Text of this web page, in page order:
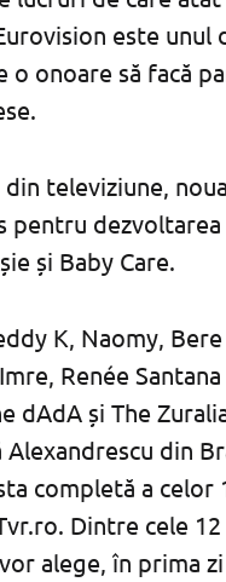
este
onoare să facă
televiziune,
pentru
și Baby Care.
K, Naomy,
Renée
dAdA și The
Alexandrescu din
completă a
Dintre cele
alege, în prima